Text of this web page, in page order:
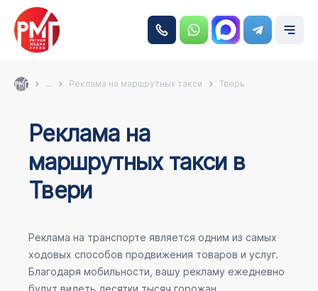
... Реклама на маршрутных такси Тверь
Реклама на
маршрутных такси в
Твери
Реклама на транспорте является одним из самых
ходовых способов продвижения товаров и услуг.
Благодаря мобильности, вашу рекламу ежедневно
будут видеть десятки тысяч горожан.